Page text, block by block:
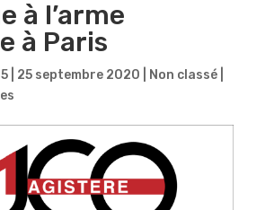
à l’arme
à Paris
| 25 septembre 2020 Non classé|